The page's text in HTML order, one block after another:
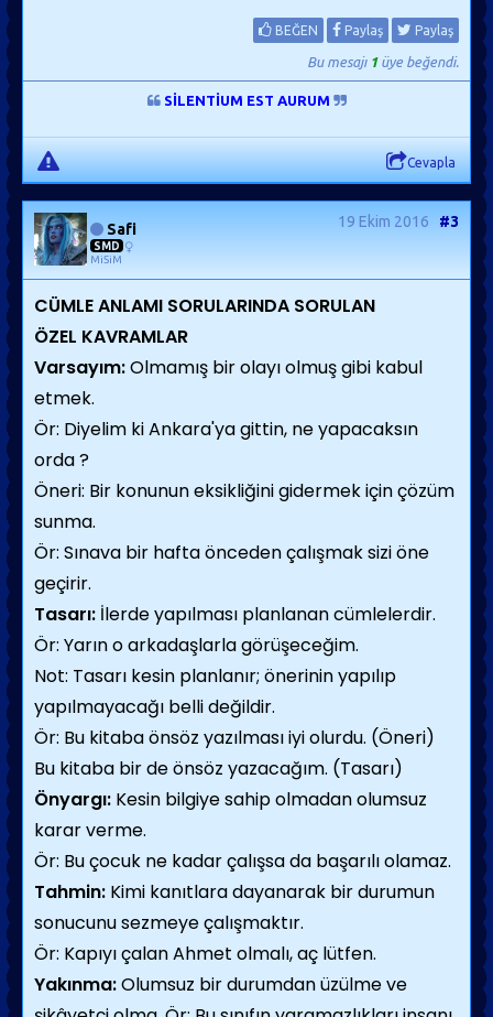
BEĞEN Paylaş Paylaş
Bu mesajı 1üye beğendi.
SİLENTİUM EST AURUM
Cevapla
Safi
SMD
MiSiM
19 Ekim 2016 #3
CÜMLE ANLAMI SORULARINDA SORULAN
ÖZEL KAVRAMLAR
Varsayım:Olmamış bir olayı olmuş gibi kabul
etmek.
Ör: Diyelim ki Ankara'ya gittin, ne yapacaksın
orda ?
Öneri: Bir konunun eksikliğini gidermek için çözüm
sunma.
Ör: Sınava bir hafta önceden çalışmak sizi öne
geçirir.
Tasarı: İlerde yapılması planlanan cümlelerdir.
Ör: Yarın o arkadaşlarla görüşeceğim.
Not: Tasarı kesin planlanır; önerinin yapılıp
yapılmayacağı belli değildir.
Ör: Bu kitaba önsöz yazılması iyi olurdu. (Öneri)
Bu kitaba bir de önsöz yazacağım. (Tasarı)
Önyargı: Kesin bilgiye sahip olmadan olumsuz
karar verme.
Ör: Bu çocuk ne kadar çalışsa da başarılı olamaz.
Tahmin: Kimi kanıtlara dayanarak bir durumun
sonucunu sezmeye çalışmaktır.
Ör: Kapıyı çalan Ahmet olmalı, aç lütfen.
Yakınma:Olumsuz bir durumdan üzülme ve